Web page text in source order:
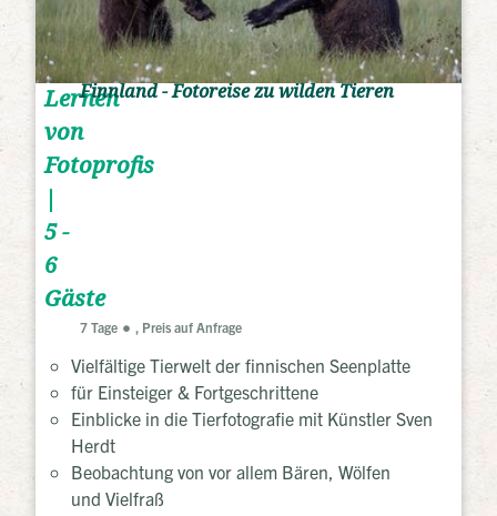
Lernen
von
Fotoprofis
|
5 -
6
Gäste
Finnland - Fotoreise zu wilden Tieren
7 Tage , Preis auf Anfrage
Vielfältige Tierwelt der finnischen Seenplatte
für Einsteiger & Fortgeschrittene
Einblicke in die Tierfotografie mit Künstler Sven
Herdt
Beobachtung von vor allem Bären, Wölfen
und Vielfraß